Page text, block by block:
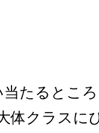
たるとこ
体クラス